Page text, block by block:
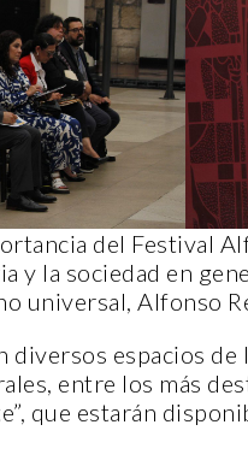
del Festival
y la sociedad en
universal, Alfonso
diversos espacios
entre los más
que estarán
CANTERA